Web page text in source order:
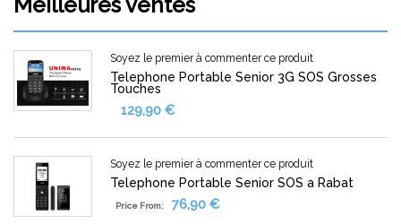
Soyez le premier à commenter ce produit
Telephone Portable Senior 3G SOS Grosses
Touches
129,90 €
Soyez le premier à commenter ce produit
Telephone Portable Senior SOS a Rabat
Price From: 76,90 €